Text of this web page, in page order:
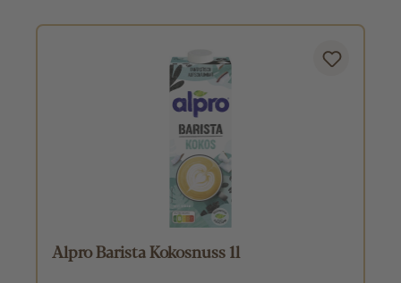
Alpro Barista Kokosnuss 1l